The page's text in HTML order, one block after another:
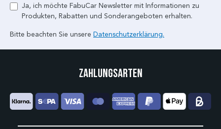
Ja, ich möchte FabuCar Newsletter mit Informationen zu
Produkten, Rabatten und Sonderangeboten erhalten.
Bitte beachten Sie unsere Datenschutzerklärung.
Zahlungsarten